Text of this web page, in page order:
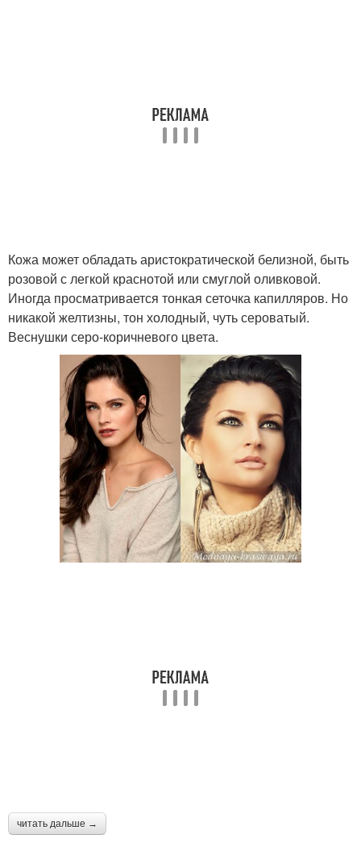
Кожа может обладать аристократической белизной, быть
розовой с легкой краснотой или смуглой оливковой.
Иногда просматривается тонкая сеточка капилляров. Но
никакой желтизны, тон холодный, чуть сероватый.
Веснушки серо-коричневого цвета.
читать дальше →